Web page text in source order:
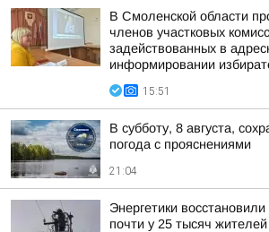
В Смоленской области
членов участковых
задействованных в
информировании
15:51
В субботу, 8 августа,
погода с прояснениями
21:04
Энергетики
почти у 25 тысяч